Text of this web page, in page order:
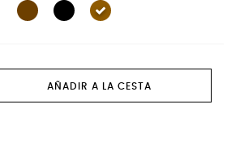
AÑADIR A LA CESTA